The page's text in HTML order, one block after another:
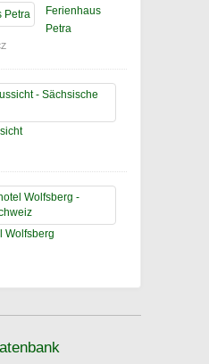
Ferienhaus
Petra
Wolfsberg